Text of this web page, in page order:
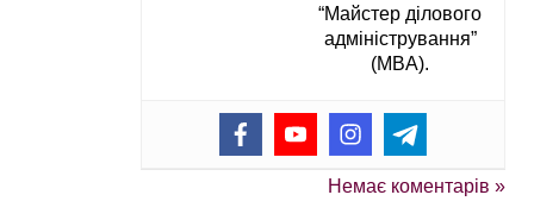
“Майстер ділового
адміністрування”
(MBA).
Немає коментарів »